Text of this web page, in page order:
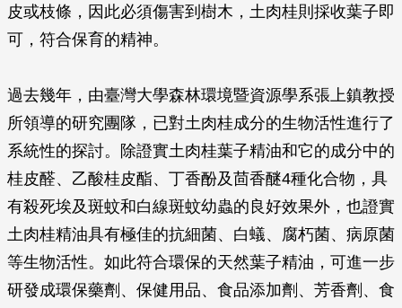
皮或枝條，因此必須傷害到樹木，土肉桂則採收葉子即
可，符合保育的精神。
過去幾年，由臺灣大學森林環境暨資源學系張上鎮教授
所領導的研究團隊，已對土肉桂成分的生物活性進行了
系統性的探討。除證實土肉桂葉子精油和它的成分中的
桂皮醛、乙酸桂皮酯、丁香酚及茴香醚4種化合物，具
有殺死埃及斑蚊和白線斑蚊幼蟲的良好效果外，也證實
土肉桂精油具有極佳的抗細菌、白蟻、腐朽菌、病原菌
等生物活性。如此符合環保的天然葉子精油，可進一步
研發成環保藥劑、保健用品、食品添加劑、芳香劑、食